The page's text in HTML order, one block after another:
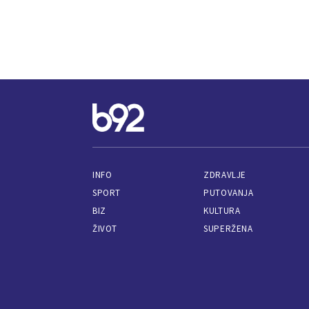
INFO
SPORT
BIZ
ŽIVOT
ZDRAVLJE
PUTOVANJA
KULTURA
SUPERŽENA